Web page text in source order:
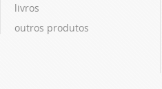
livros
outros produtos